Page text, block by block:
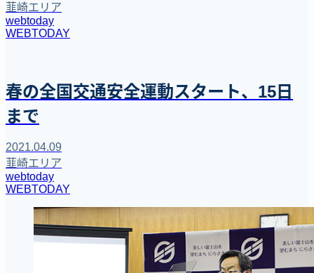
韮崎エリア
webtoday
WEBTODAY
春の全国交通安全運動スタート、15日
まで
2021.04.09
韮崎エリア
webtoday
WEBTODAY